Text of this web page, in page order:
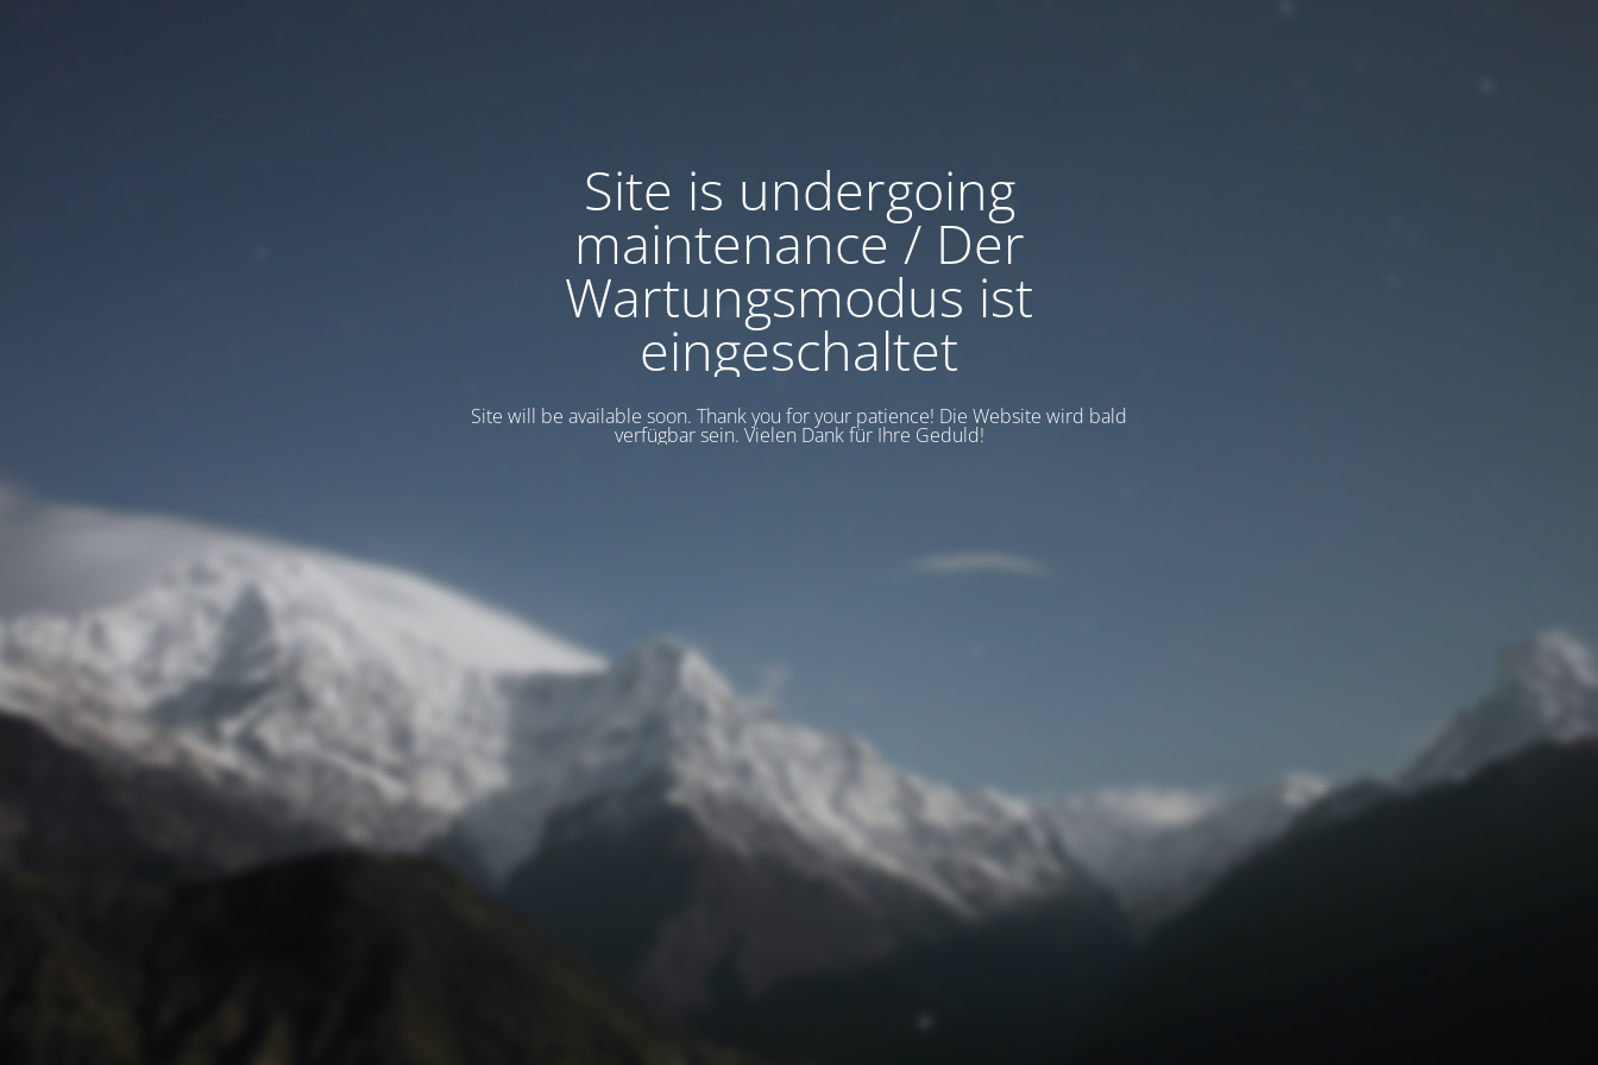
Site is undergoing
maintenance / Der
Wartungsmodus ist
eingeschaltet
Site will be available soon. Thank you for your patience! Die Website wird bald
verfügbar sein. Vielen Dank für Ihre Geduld!